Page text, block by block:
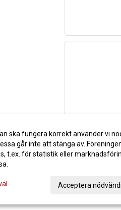
ska fungera korrekt använder vi
går inte att stänga av.
t.ex. för statistik eller
Acceptera